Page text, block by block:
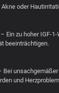
oder
Ein zu hoher IGF-
beeinträchtigen.
Bei
und